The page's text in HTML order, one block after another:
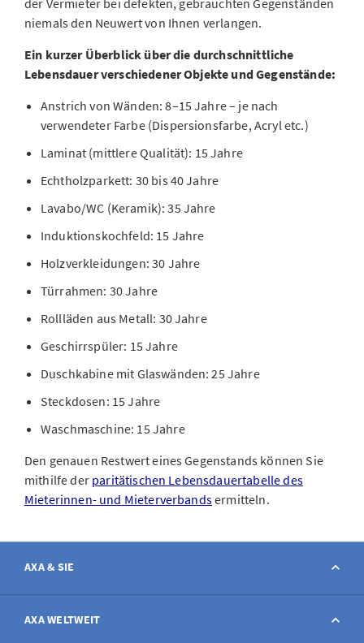
der Vermieter bei defekten, gebrauchten Gegenständen
niemals den Neuwert von Ihnen verlangen.
Ein kurzer Überblick über die durchschnittliche
Lebensdauer verschiedener Objekte und Gegenstände:
Anstrich von Wänden: 8–15 Jahre – je nach
verwendeter Farbe (Dispersionsfarbe, Acryl etc.)
Laminat (mittlere Qualität): 15 Jahre
Echtholzparkett: 30 bis 40 Jahre
Lavabo/WC (Keramik): 35 Jahre
Induktionskochfeld: 15 Jahre
Holzverkleidungen: 30 Jahre
Türrahmen: 30 Jahre
Rollläden aus Metall: 30 Jahre
Geschirrspüler: 15 Jahre
Duschkabine mit Glaswänden: 25 Jahre
Steckdosen: 15 Jahre
Waschmaschine: 15 Jahre
Den genauen Restwert eines Gegenstands können Sie
mithilfe der paritätischen Lebensdauertabelle des
Mieterinnen- und Mieterverbandsermitteln.
AXA & SIE
Kontakt
AXA WELTWEIT